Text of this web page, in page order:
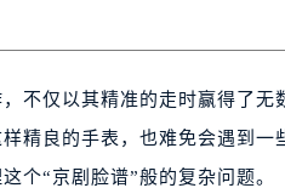
不仅以其精准的走时赢得了
精良的手表，也难免会遇到一
个“京剧脸谱”般的复杂问题。